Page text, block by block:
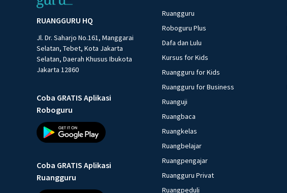
RUANGGURU HQ
Jl. Dr. Saharjo No.161, Manggarai
Selatan, Tebet, Kota Jakarta
Selatan, Daerah Khusus Ibukota
Jakarta 12860
Coba GRATIS Aplikasi
Roboguru
Coba GRATIS Aplikasi
Ruangguru
Ruangguru
Roboguru Plus
Dafa dan Lulu
Kursus for Kids
Ruangguru for Kids
Ruangguru for Business
Ruanguji
Ruangbaca
Ruangkelas
Ruangbelajar
Ruangpengajar
Ruangguru Privat
Ruangpeduli